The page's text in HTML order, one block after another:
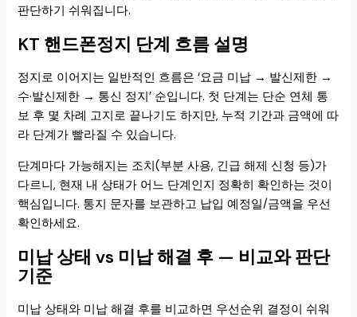
판단하기 쉬워집니다.
KT 핸드폰정지 단계 흐름 설명
정지로 이어지는 일반적인 흐름은 ‘요금 미납 → 발신제한 →
수·발신제한 → 통신 정지’ 순입니다. 첫 단계는 단순 연체 통
보 후 몇 차례 고지로 끝나기도 하지만, 누적 기간과 금액에 따
라 단계가 빨라질 수 있습니다.
단계마다 가능해지는 조치(부분 사용, 긴급 해제 신청 등)가
다르니, 현재 내 상태가 어느 단계인지 정확히 확인하는 것이
핵심입니다. 통지 문자를 보관하고 납입 예정일/금액을 우선
확인하세요.
미납 상태 vs 미납 해결 후 — 비교와 판단
기준
미납 상태와 미납 해결 후를 비교하면 우선순위 결정이 쉬워